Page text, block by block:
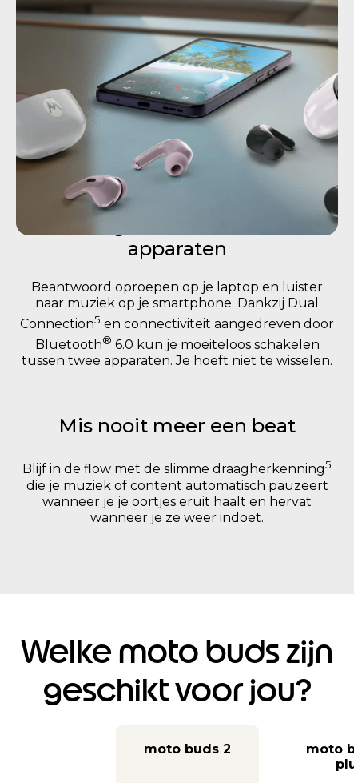
apparaten
Beantwoord oproepen op je laptop en luister
naar muziek op je smartphone. Dankzij Dual
Connection5 en connectiviteit aangedreven door
Bluetooth® 6.0 kun je moeiteloos schakelen
tussen twee apparaten. Je hoeft niet te wisselen.
Mis nooit meer een beat
Blijf in de flow met de slimme draagherkenning5
die je muziek of content automatisch pauzeert
wanneer je je oortjes eruit haalt en hervat
wanneer je ze weer indoet.
Welke moto buds zijn
geschikt voor jou?
moto buds 2
moto